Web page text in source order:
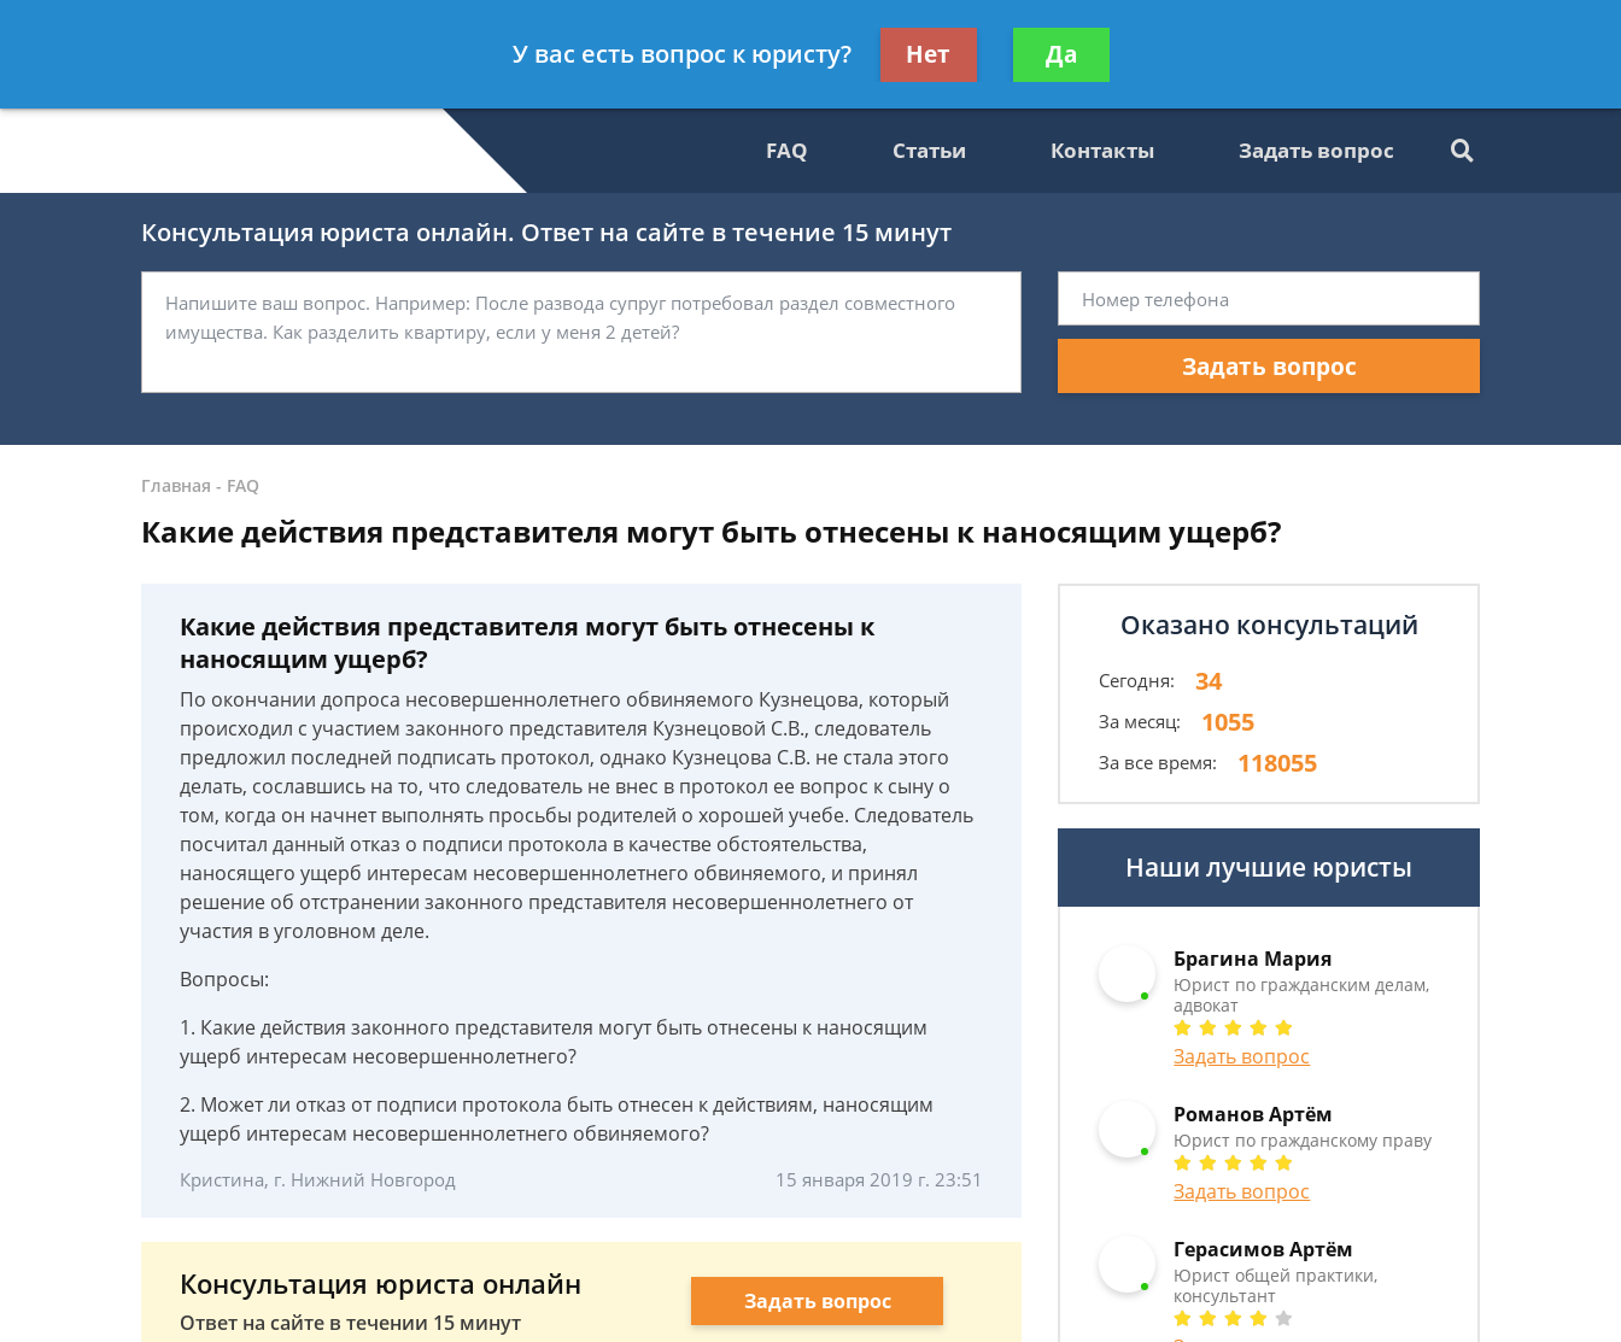
- Юрист по гражданскому праву
Получите консультацию
бесплатно
FAQ Статьи Контакты Задать вопрос
Консультация юриста онлайн. Ответ на сайте в течение 15 минут
Задать вопрос
Главная - FAQ
Какие действия представителя могут быть отнесены к наносящим ущерб?
Какие действия представителя могут быть отнесены к
наносящим ущерб?
По окончании допроса несовершеннолетнего обвиняемого Кузнецова, который
происходил с участием законного представителя Кузнецовой С.В., следователь
предложил последней подписать протокол, однако Кузнецова С.В. не стала этого
делать, сославшись на то, что следователь не внес в протокол ее вопрос к сыну о
том, когда он начнет выполнять просьбы родителей о хорошей учебе. Следователь
посчитал данный отказ о подписи протокола в качестве обстоятельства,
наносящего ущерб интересам несовершеннолетнего обвиняемого, и принял
решение об отстранении законного представителя несовершеннолетнего от
участия в уголовном деле.
Вопросы:
1. Какие действия законного представителя могут быть отнесены к наносящим
ущерб интересам несовершеннолетнего?
2. Может ли отказ от подписи протокола быть отнесен к действиям, наносящим
ущерб интересам несовершеннолетнего обвиняемого?
Кристина, г. Нижний Новгород 15 января 2019 г. 23:51
Консультация юриста онлайн
Ответ на сайте в течении 15 минут
Задать вопрос
Оказано консультаций
Сегодня: 34
За месяц: 1055
За все время: 118055
Наши лучшие юристы
Брагина Мария
Юрист по гражданским делам,
адвокат
Задать вопрос
Романов Артём
Юрист по гражданскому праву
Задать вопрос
Герасимов Артём
Юрист общей практики,
консультант
У вас есть вопрос к юристу? Нет Да